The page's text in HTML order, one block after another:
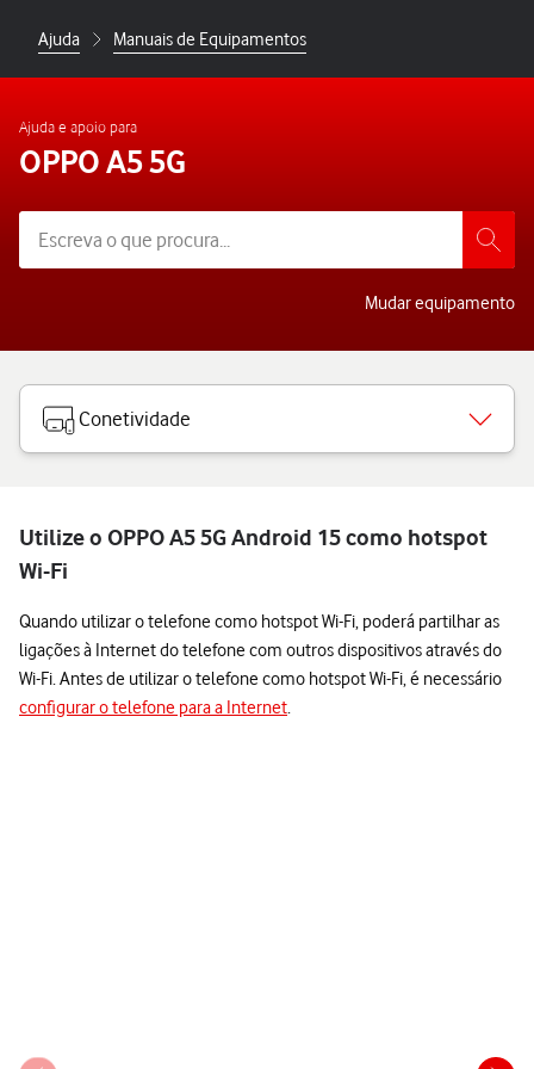
Ajuda Manuais de Equipamentos
Ajuda e apoio para
OPPO A5 5G
Mudar equipamento
Conetividade
Utilize o OPPO A5 5G Android 15 como hotspot
Wi-Fi
Quando utilizar o telefone como hotspot Wi-Fi, poderá partilhar as
ligações à Internet do telefone com outros dispositivos através do
Wi-Fi. Antes de utilizar o telefone como hotspot Wi-Fi, é necessário
configurar o telefone para a Internet.